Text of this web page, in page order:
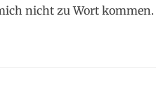
nicht zu Wort kommen.